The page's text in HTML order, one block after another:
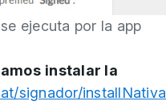
ejecuta por la app
instalar la
signador/installNativa